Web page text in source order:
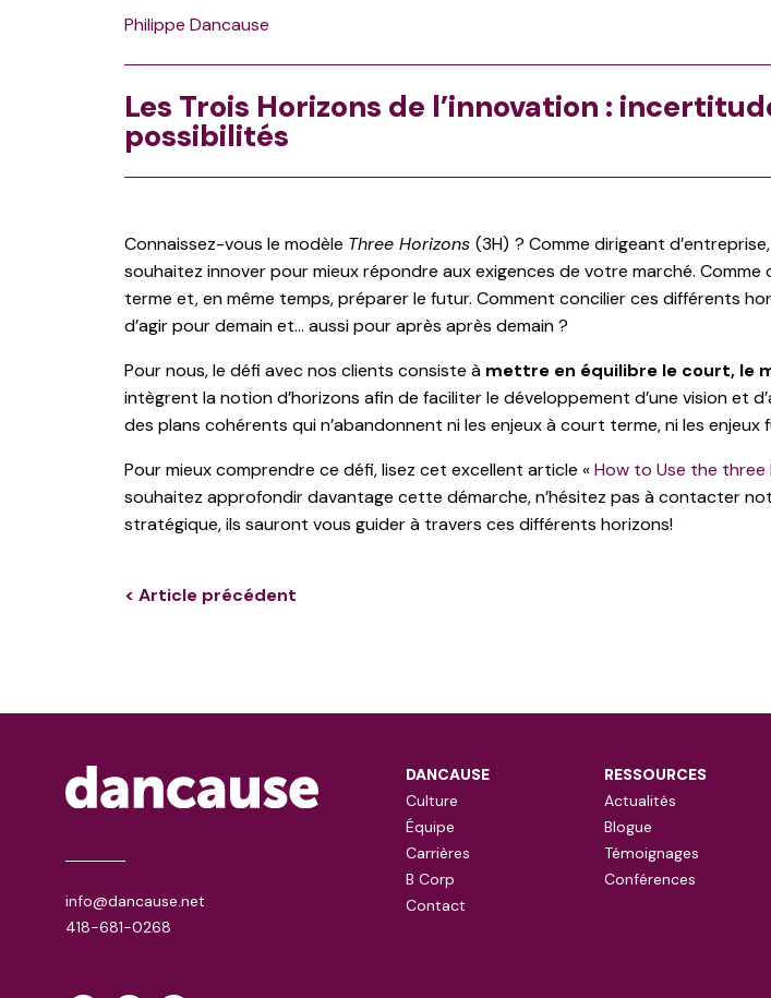
Philippe Dancause
Les Trois Horizons de l’innovation :
possibilités
Connaissez-vous le modèle Three Horizons (3H) ? Comme dirigeant
souhaitez innover pour mieux répondre aux exigences de votre marché.
terme et, en même temps, préparer le futur. Comment concilier ces différents
d’agir pour demain et… aussi pour après après demain ?
Pour nous, le défi avec nos clients consiste à mettre en équilibre le court, le
intègrent la notion d’horizons afin de faciliter le développement d’une vision et
des plans cohérents qui n’abandonnent ni les enjeux à court terme, ni les enjeux
Pour mieux comprendre ce défi, lisez cet excellent article «How to Use the three
souhaitez approfondir davantage cette démarche, n’hésitez pas à contacter
stratégique, ils sauront vous guider à travers ces différents horizons!
< Article précédent
info@dancause.net
418-681-0268
DANCAUSE
Culture
Équipe
Carrières
B Corp
Contact
RESSOURCES
Actualités
Blogue
Témoignages
Conférences